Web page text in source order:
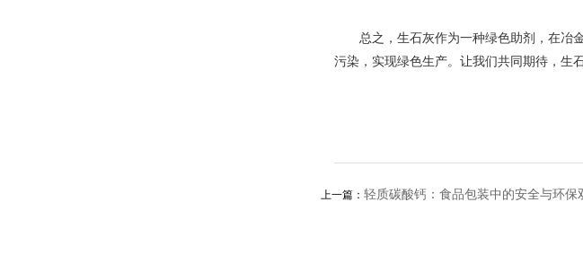
总之，生石灰作为一种绿色助剂，在冶
污染，实现绿色生产。让我们共同期待，生
上一篇： 轻质碳酸钙：食品包装中的安全与环保